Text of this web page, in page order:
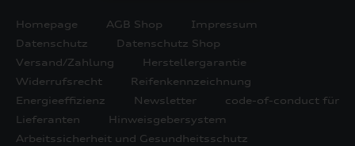
Homepage AGB Shop
Impressum
Datenschutz
Datenschutz Shop
Versand/Zahlung
Herstellergarantie
Widerrufsrecht
Reifenkennzeichnung
Energieeffizienz
Newsletter
code-of-conduct für
Lieferanten
Hinweisgebersystem
Arbeitssicherheit und Gesundheitsschutz